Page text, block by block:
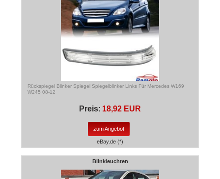
Rückspiegel Blinker Spiegel Spiegelblinker Links Für Mercedes W169
W245 08-12
Preis: 18,92 EUR
zum Angebot
eBay.de (*)
Blinkleuchten